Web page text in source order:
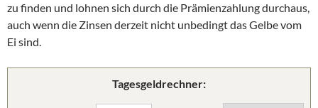
zu finden und lohnen sich durch die Prämienzahlung durchaus,
auch wenn die Zinsen derzeit nicht unbedingt das Gelbe vom
Ei sind.
Tagesgeldrechner: